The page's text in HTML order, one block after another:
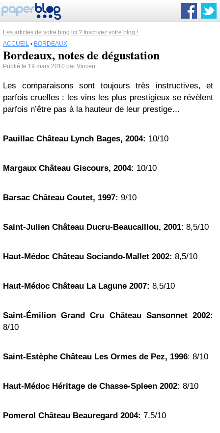
Les articles de votre blog ici ? Inscrivez votre blog !
ACCUEIL › BORDEAUX
Bordeaux, notes de dégustation
Publié le 19 mars 2010 par Vincent
Les comparaisons sont toujours très instructives, et
parfois cruelles : les vins les plus prestigieux se révèlent
parfois n’être pas à la hauteur de leur prestige…
Pauillac Château Lynch Bages, 2004: 10/10
Margaux Château Giscours, 2004: 10/10
Barsac Château Coutet, 1997: 9/10
Saint-Julien Château Ducru-Beaucaillou, 2001: 8,5/10
Haut-Médoc Château Sociando-Mallet 2002: 8,5/10
Haut-Médoc Château La Lagune 2007: 8,5/10
Saint-Émilion Grand Cru Château Sansonnet 2002:
8/10
Saint-Estèphe Château Les Ormes de Pez, 1996: 8/10
Haut-Médoc Héritage de Chasse-Spleen 2002: 8/10
Pomerol Château Beauregard 2004: 7,5/10